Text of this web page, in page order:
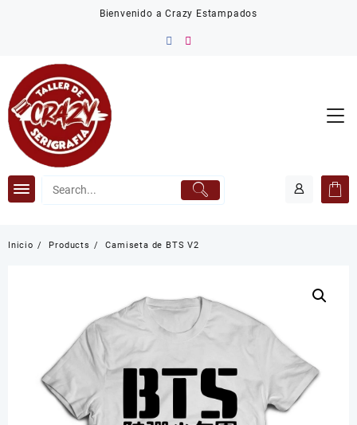
Bienvenido a Crazy Estampados
Inicio Products Camiseta de BTS V2